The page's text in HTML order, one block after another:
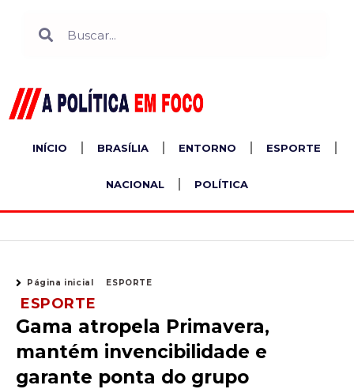
INÍCIO BRASÍLIA ENTORNO ESPORTE
NACIONAL POLÍTICA
Página inicial ESPORTE
ESPORTE
Gama atropela Primavera,
mantém invencibilidade e
garante ponta do grupo